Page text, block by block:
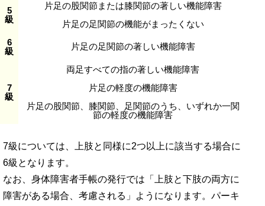
5
級
片足の股関節または膝関節の著しい機能障害
片足の足関節の機能がまったくない
6
級
片足の足関節の著しい機能障害
7
級
両足すべての指の著しい機能障害
片足の軽度の機能障害
片足の股関節、膝関節、足関節のうち、いずれか一関
節の軽度の機能障害
7級については、上肢と同様に2つ以上に該当する場合に
6級となります。
なお、身体障害者手帳の発行では「上肢と下肢の両方に
障害がある場合、考慮される」ようになります。パーキ